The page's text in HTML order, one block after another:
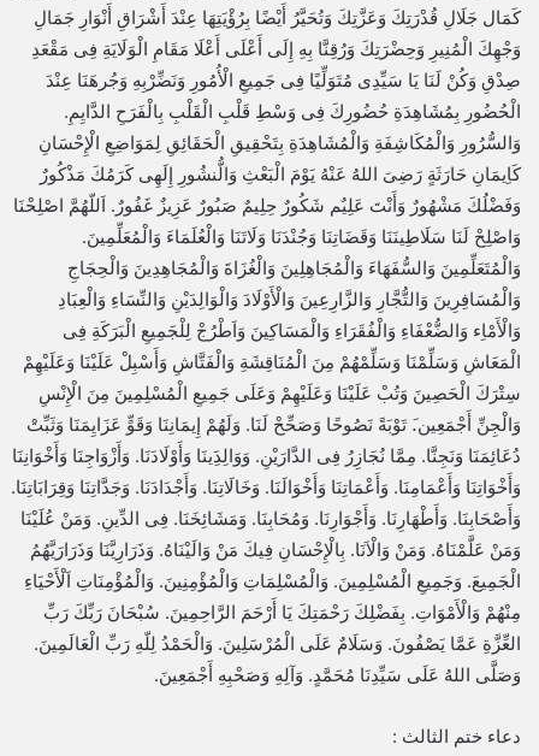
كَمَال جَلَالِ قُدْرَتِكَ وَعَزَّتِكَ وَتُحَيَّرُ أَيْضًا بِرُؤْيَتِهَا عِنْدَ أَشْرَاقِ أَنْوَارِ جَمَالِ
وَجْهِكَ الْمُنِيرِ وَحِضْرَتِكَ وَرُقِنَّا بِهِ إِلَى أَعْلَى أَعْلَا مَقَامِ الْوَلَايَةِ فِى مَقْعَدِ
صِدْقِ وَكُنْ لَنَا يَا سَيِّدِى مُتَوَلِّيًا فِى جَمِيعِ الْأُمُورِ وَنَضِّرْبِهِ وَجُرهَنَا عِنْدَ
الْحُضُورِ بِمُشَاهِدَةِ حُضُورِكَ فِى وَسْطِ قَلْبِ الْقَلْبِ بِالْفَرَحِ الدَّايِمِ.
وَالسُّرُورِ وَالْمُكَاشِفَةِ وَالْمُشَاهِدَةِ بِتَحْقِيقِ الْحَقَائِقِ لِمَوَاضِعِ الْإِحْسَانِ
كَاِيمَانِ حَارَثَةٍ رَضِىَ اللهُ عَنْهُ يَوْمَ الْبَعْثِ وَالُّنشُورِ إِلَهِى كَرَمُكَ مَذْكُورٌ
وَفَضْلُكَ مَشْهُورٌ وَأَنْتَ عَلِيٌم شَكُورٌ حِلِيمٌ صَبُورٌ عَزِيزٌ غَفُورٌ. اَللّهُمَّ اصْلِحْنَا
وَاصْلِحْ لَنَا سَلَاطِينَنَا وَقَضَاتِنَا وَجُنْدَنَا وَلَاتَنَا وَالْعُلَمَاءَ وَالْمُعَلِّمِينَ.
وَالْمُتَعَلِّمِينَ وَالسُّفَهَاءَ وَالْمُجَاهِلِينَ وَالْغُزَاةَ وَالْمُجَاهِدِينَ وَالْحِجَاجِ
وَالْمُسَافِرِينَ وَالتُّجَّارِ وَالزَّارِعِينَ وَالْأَوْلَادَ وَالْوَالِدَيْنِ وَالنِّسَاءِ وَالْعِبَادِ
وَالْأَمْاِء وَالضُّعْفَاءِ وَالْفُقَرَاءِ وَالْمَسَاكِينَ وَاَطْرُجْ لِلْجَمِيعِ الْبَرَكَةِ فِى
الْمَعَاشِ وَسَلِّمْنَا وَسَلِّمْهُمْ مِنَ الْمُنَاقِشَةِ وَالْفَتَّاشِ وَأَسْبِلْ عَلَيْنَا وَعَلَيْهِمْ
سِتْرَكَ الْحَصِينَ وَتُبْ عَلَيْنَا وَعَلَيْهِمْ وَعَلَى جَمِيعِ الْمُسْلِمِينَ مِنَ الْإِنْسِ
وَالْجِنِّ أَجْمَعِين.َ تَوْبَةً نَصُوحًا وَصَحِّحْ لَنَا. وَلَهُمْ إِيمَانِنَا وَقَوٍّ عَزَايِمَنَا وَثَبِّتْ
دُعَائِمَنَا وَنَجِنَّا. مِمَّا نُجَازِرُ فِى الدَّارَيْنِ. وَوَالِدَِينَا وَأَوْلَادَنَا. وَأَزْوَاجِنَا وَأَخْوَانِنَا
وَأَخْوَاتِنَا وَأَعْمَامِنَا. وَأَعْمَاتِنَا وَأَخْوَالَنَا. وَخَالَاتِنَا. وَأَجْدَادَنَا. وَجَدَّاتِنَا وَقِرَابَاتِنَا.
وَأَصْحَابِنَا. وَأَطْهَارِنَا. وَأَجْوَارِنَا. وَمُحَابِنَا. وَمَشَائِخَنَا. فِى الدِّينِ. وَمَنْ عُلَيْنَا
وَمَنْ عَلَّمْنَاهُ. وَمَنْ وَالْاَنَا. بِالْإِحْسَانِ فِيكَ مَنْ وَالَيْنَاهُ. وَذَرَارِيَّنَا وَذَرَارَيَّهُمُ
الْجَمِيعَ. وَجَمِيعِ الْمُسْلِمِينَ. وَالْمُسْلِمَاتِ وَالْمُؤْمِنِينَ. وَالْمُؤْمِنَاتِ اَلْأَحْيَاءِ
مِنْهُمْ وَالْأَمْوَاتِ. بِفَضْلِكَ رَحْمَتِكَ يَا أَرْحَمَ الرَّاحِمِينَ. سُبْحَانَ رَبِّكَ رَبِّ
العِّزَّةِ عَمَّا يَصْفُونَ. وَسَلَامٌ عَلَى الْمُرْسَلِينَ. وَالْحَمْدُ لِلّهِ رَبِّ الْعَالَمِينَ.
وَصَلَّى اللهُ عَلَى سَيِّدِنَا مُحَمَّدٍ. وَآلِهِ وَصَحْبِهِ أَجْمَعِينَ.
دعاء ختم الثالث :